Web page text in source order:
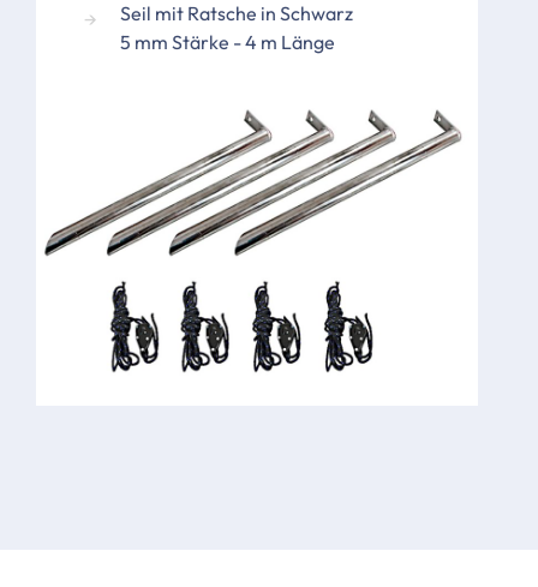
Seil mit Ratsche in Schwarz
5 mm Stärke - 4 m Länge